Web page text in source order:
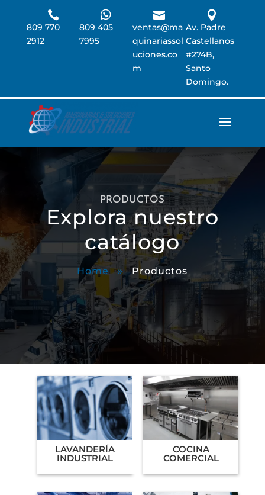

809 770
2912

809 405
7995

ventas@ma
quinariassol
uciones.co
m

Av. Padre
Castellanos
#274B,
Santo
Domingo.
PRODUCTOS
Explora nuestro
catálogo
Home »Productos
LAVANDERÍA
INDUSTRIAL
COCINA
COMERCIAL